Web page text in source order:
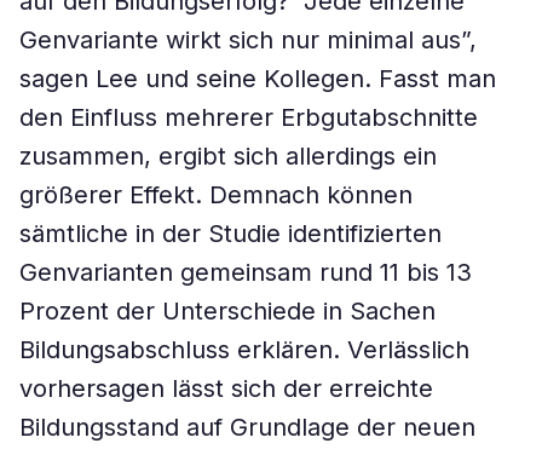
Genvariante wirkt sich nur minimal aus”,
sagen Lee und seine Kollegen. Fasst man
den Einfluss mehrerer Erbgutabschnitte
zusammen, ergibt sich allerdings ein
größerer Effekt. Demnach können
sämtliche in der Studie identifizierten
Genvarianten gemeinsam rund 11 bis 13
Prozent der Unterschiede in Sachen
Bildungsabschluss erklären. Verlässlich
vorhersagen lässt sich der erreichte
Bildungsstand auf Grundlage der neuen